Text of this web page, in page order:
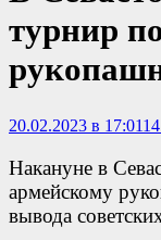
турнир
20.02.2023 в 17:01
Накануне в
армейскому
вывода